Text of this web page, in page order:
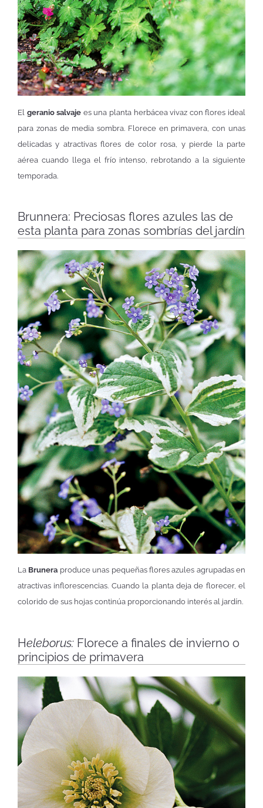
El geranio salvaje es una planta herbácea vivaz con flores ideal
para zonas de media sombra. Florece en primavera, con unas
delicadas y atractivas flores de color rosa, y pierde la parte
aérea cuando llega el frío intenso, rebrotando a la siguiente
temporada.
Brunnera: Preciosas flores azules las de
esta planta para zonas sombrías del jardín
La Brunera produce unas pequeñas flores azules agrupadas en
atractivas inflorescencias. Cuando la planta deja de florecer, el
colorido de sus hojas continúa proporcionando interés al jardín.
Heleborus: Florece a finales de invierno o
principios de primavera